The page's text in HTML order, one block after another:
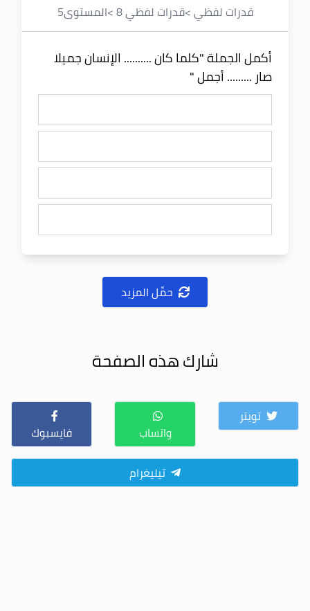
قدرات لفظي>قدرات لفظي 8 >المستوى5
أكمل الجملة "كلما كان .......... الإنسان جميلا
صار ......... أجمل "
حمِّل المزيد
شارك هذه الصفحة
تويتر
واتساب
فايسبوك
تيليغرام